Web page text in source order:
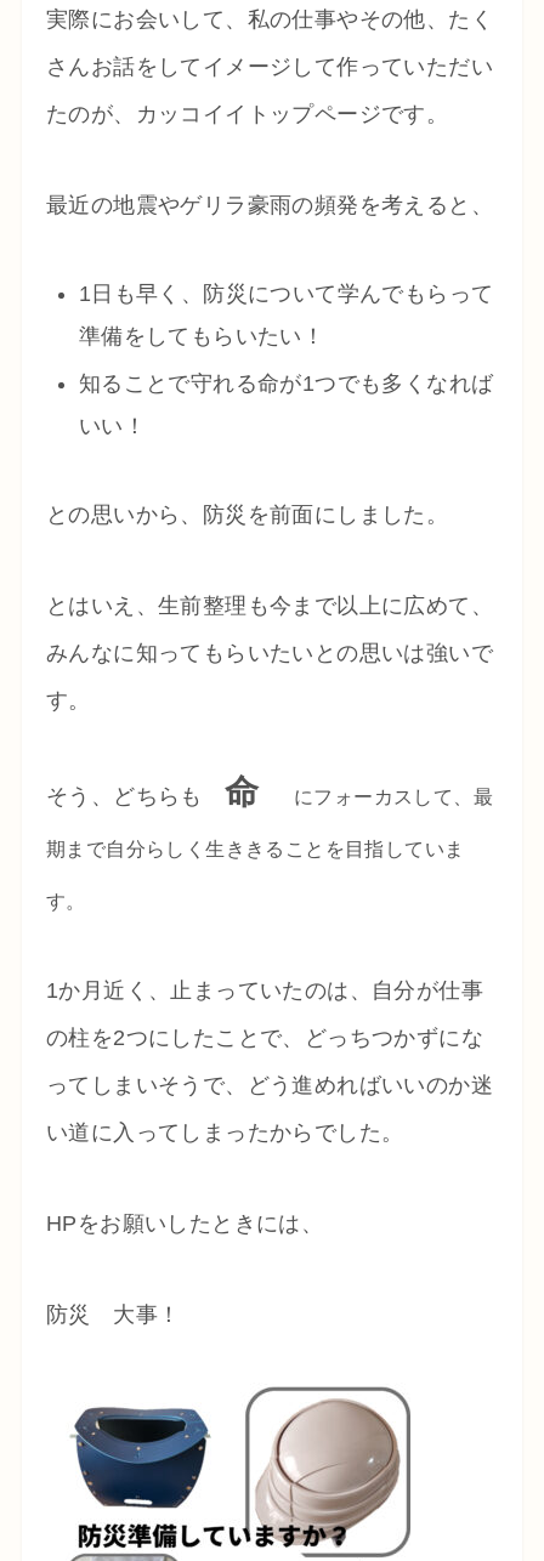
実際にお会いして、私の仕事やその他、たく
さんお話をしてイメージして作っていただい
たのが、カッコイイトップページです。
最近の地震やゲリラ豪雨の頻発を考えると、
1日も早く、防災について学んでもらって
準備をしてもらいたい！
知ることで守れる命が1つでも多くなれば
いい！
との思いから、防災を前面にしました。
とはいえ、生前整理も今まで以上に広めて、
みんなに知ってもらいたいとの思いは強いで
す。
そう、どちらも命 にフォーカスして、最
期まで自分らしく生ききることを目指していま
す。
1か月近く、止まっていたのは、自分が仕事
の柱を2つにしたことで、どっちつかずにな
ってしまいそうで、どう進めればいいのか迷
い道に入ってしまったからでした。
HPをお願いしたときには、
防災 大事！